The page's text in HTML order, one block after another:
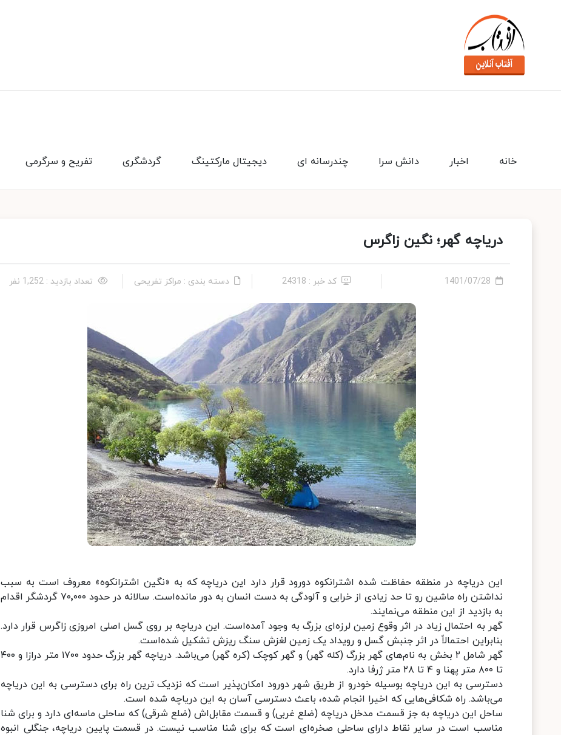
تفریح و سرگرمی گردشگری دیجیتال مارکتینگ چندرسانه ای دانش سرا اخبار خانه
دریاچه گهر؛ نگین زاگرس
1401/07/28 کد خبر : 24318 دسته بندی : مراکز تفریحی تعداد بازدید : 1,252 نفر
این دریاچه در منطقه حفاظت شده اشترانکوه دورود قرار دارد این دریاچه که به «نگین اشترانکوه» معروف است به سبب
نداشتن راه ماشین رو تا حد زیادی از خرابی و آلودگی به دست انسان به دور مانده‌است. سالانه در حدود ۷۰٬۰۰۰ گردشگر اقدام
به بازدید از این منطقه می‌نمایند.
گهر به احتمال زیاد در اثر وقوع زمین لرزه‌ای بزرگ به وجود آمده‌است. این دریاچه بر روی گسل اصلی امروزی زاگرس قرار دارد.
بنابراین احتمالاً در اثر جنبش گسل و رویداد یک زمین لغزش سنگ ریزش تشکیل شده‌است.
گهر شامل ۲ بخش به نام‌های گهر بزرگ (کله گهر) و گهر کوچک (کره گهر) می‌باشد. دریاچه گهر بزرگ حدود ۱۷۰۰ متر درازا و ۴۰۰
تا ۸۰۰ متر پهنا و ۴ تا ۲۸ متر ژرفا دارد.
دسترسی به این دریاچه بوسیله خودرو از طریق شهر دورود امکان‌پذیر است که نزدیک ترین راه برای دسترسی به این دریاچه
می‌باشد. راه شکافی‌هایی که اخیرا انجام شده، باعث دسترسی آسان به این دریاچه شده است.
ساحل این دریاچه به جز قسمت مدخل دریاچه (ضلع غربی) و قسمت مقابل‌اش (ضلع شرقی) که ساحلی ماسه‌ای دارد و برای شنا
مناسب است در سایر نقاط دارای ساحلی صخره‌ای است که برای شنا مناسب نیست. در قسمت پایین دریاچه، جنگلی انبوه